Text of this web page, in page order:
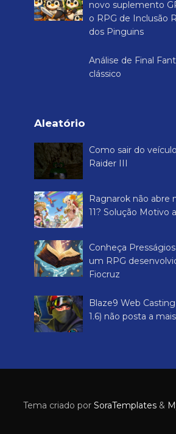
Postamos recentemente
do jogo Tomb
Irmãos do Gelo e
novo suplemento
Análise de Final
Aleatório
Como sair do
Raider III
Conheça
um RPG